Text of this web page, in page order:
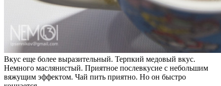
Вкус еще более выразительный. Терпкий медовый вкус.
Немного маслянистый. Приятное послевкусие с небольшим
вяжущим эффектом. Чай пить приятно. Но он быстро